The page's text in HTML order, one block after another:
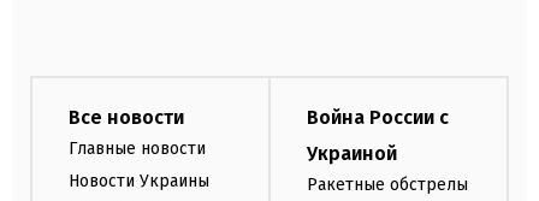
Все новости
Главные новости
Новости Украины
Война России с
Украиной
Ракетные обстрелы